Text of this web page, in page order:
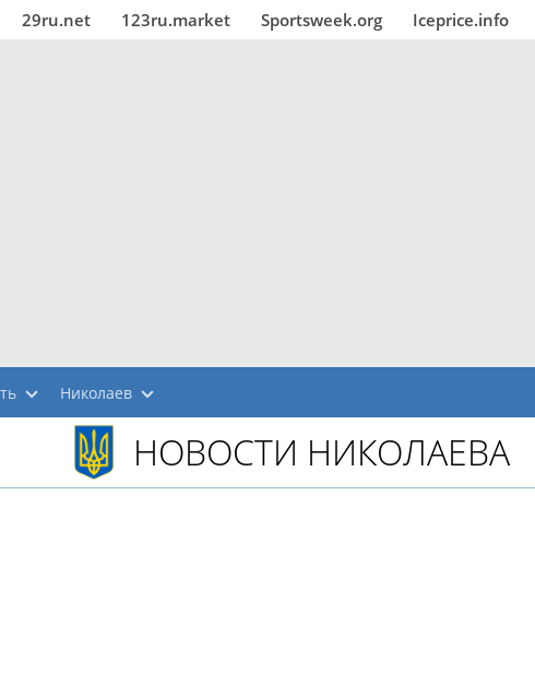
29ru.net 123ru.market Sportsweek.org Iceprice.info
Николаев
НОВОСТИ НИКОЛАЕВА